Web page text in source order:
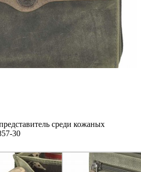
среди кожаных
30